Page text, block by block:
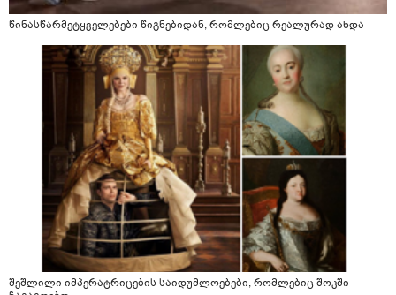
წინასწარმეტყველებები წიგნებიდან, რომლებიც რეალურად ახდა
შეშლილი იმპერატრიცების საიდუმლოებები, რომლებიც შოკში